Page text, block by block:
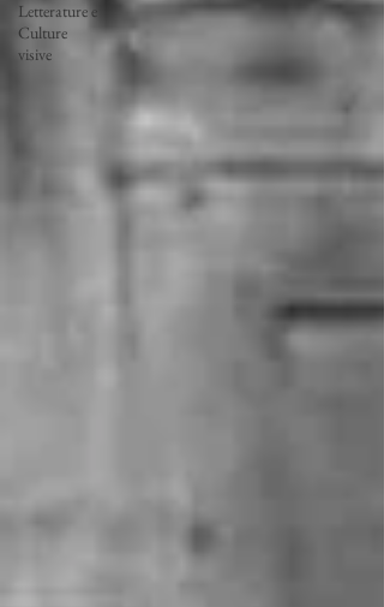
Letterature e
Culture
visive